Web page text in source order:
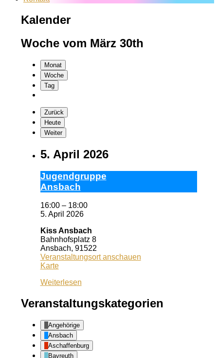
Kalender
Woche vom März 30th
Monat
Woche
Tag
Zurück
Heute
Weiter
5. April 2026
Ju­gend­grup­pe
Ans­bach
16:00 – 18:00
5. April 2026
Kiss Ansbach
Bahnhofsplatz 8
Ansbach, 91522
Veranstaltungsort anschauen
KarteKiss
Weiterlesen
Veranstaltungskategorien
Angehörige
Ansbach
Aschaffenburg
Bayreuth